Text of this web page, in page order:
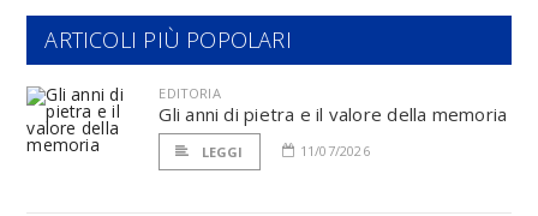
ARTICOLI PIÙ POPOLARI
EDITORIA
Gli anni di pietra e il valore della memoria
LEGGI 11/07/2026